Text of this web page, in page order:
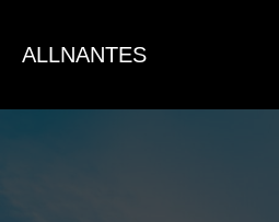
contenu
ALLNANTES